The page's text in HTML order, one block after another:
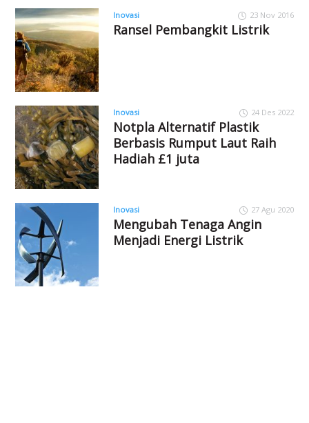
Inovasi 23 Nov 2016
Ransel Pembangkit Listrik
Inovasi 24 Des 2022
Notpla Alternatif Plastik
Berbasis Rumput Laut Raih
Hadiah £1 juta
Inovasi 27 Agu 2020
Mengubah Tenaga Angin
Menjadi Energi Listrik